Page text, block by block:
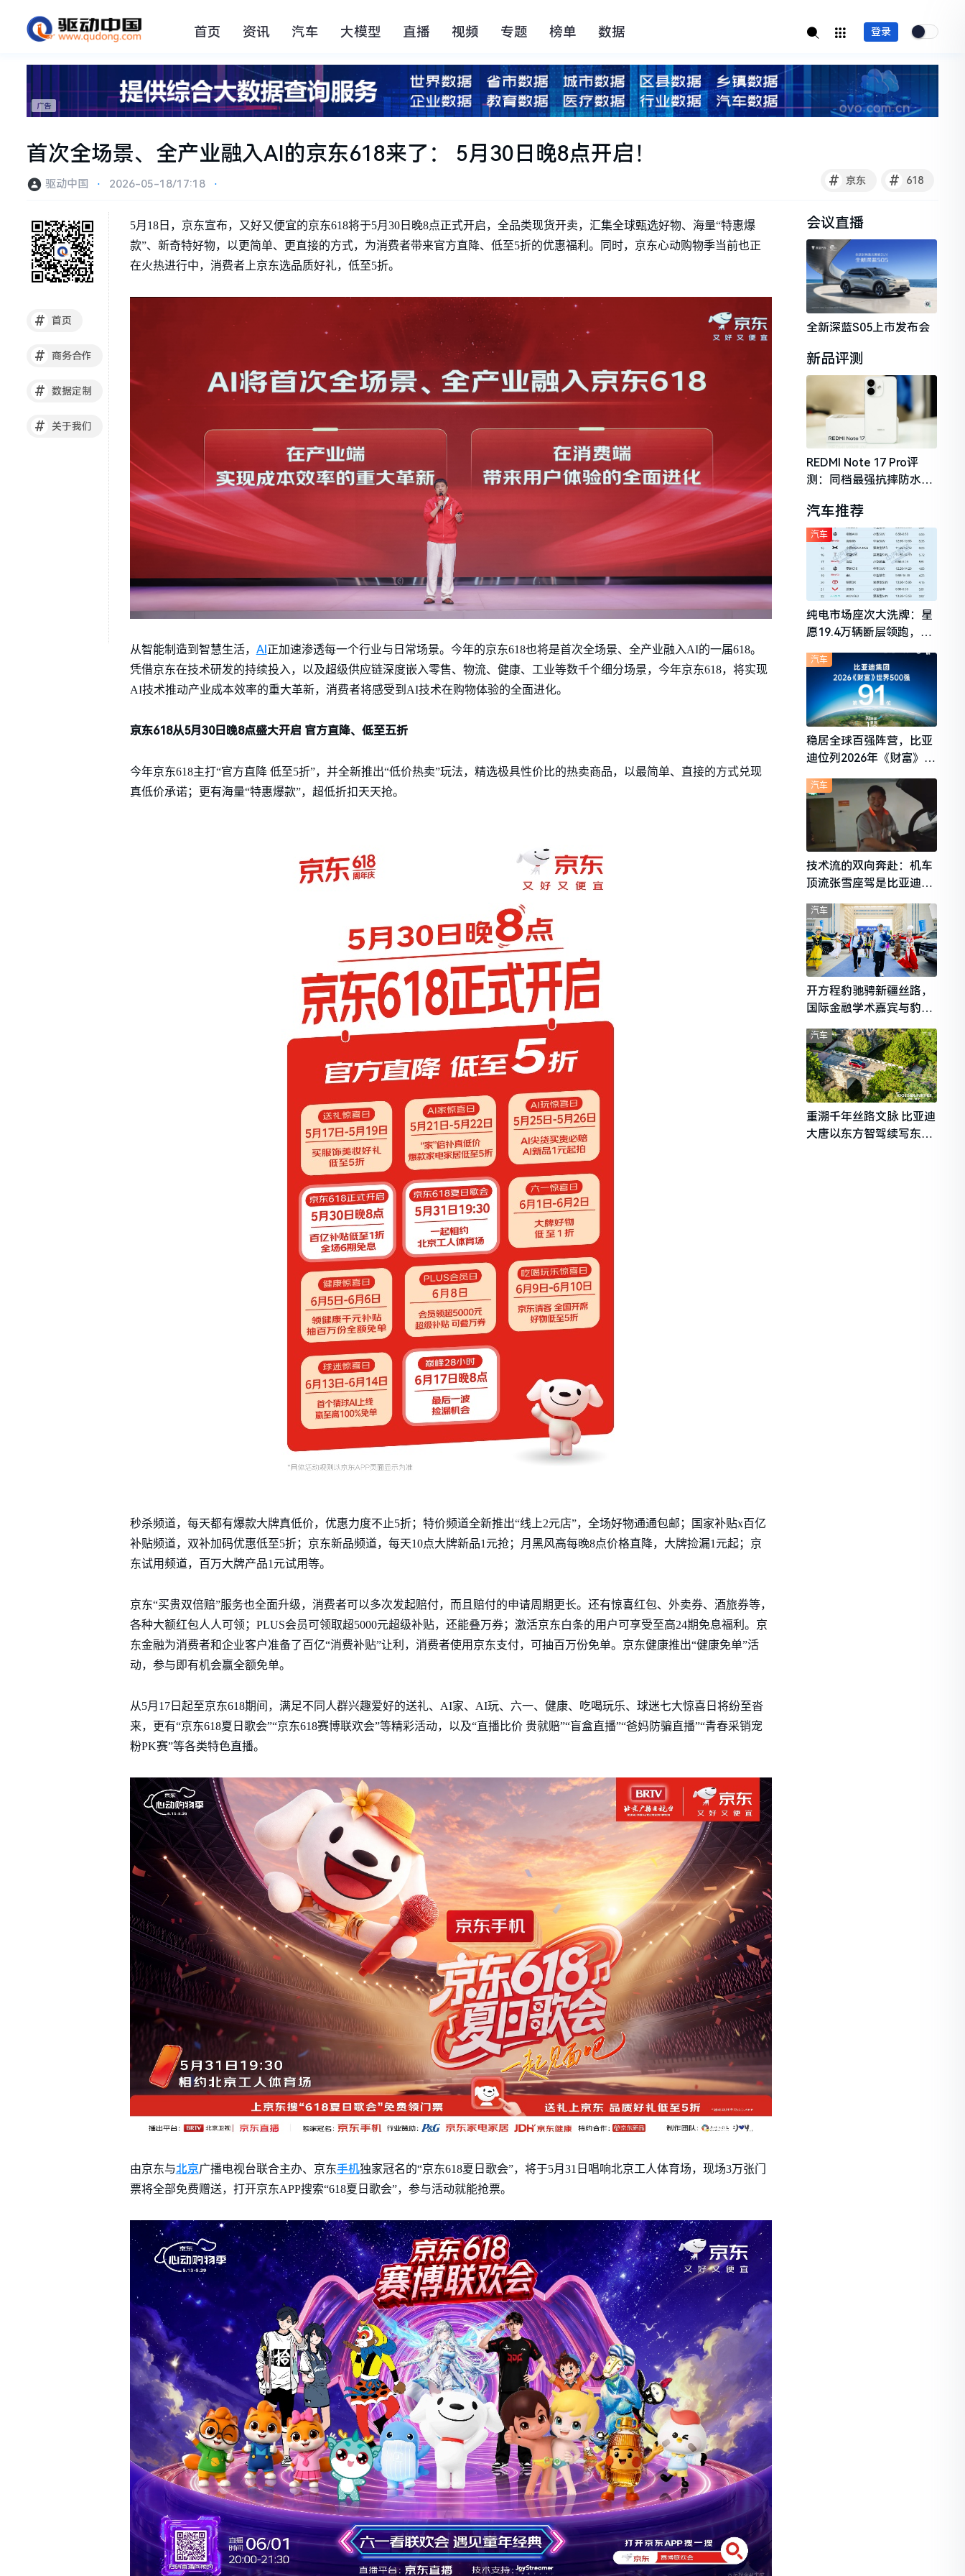
首页 资讯 汽车 大模型 直播 视频 专题 榜单 数据 登录
首次全场景、全产业融入AI的京东618来了： 5月30日晚8点开启！
# 京东 # 618
驱动中国 ⋅ 2026-05-18/17:18 ⋅
# 首页
# 商务合作
# 数据定制
# 关于我们
5月18日，京东宣布，又好又便宜的京东618将于5月30日晚8点正式开启，全品类现货开卖，汇集全球甄选好物、海量“特惠爆
款”、新奇特好物，以更简单、更直接的方式，为消费者带来官方直降、低至5折的优惠福利。同时，京东心动购物季当前也正
在火热进行中，消费者上京东选品质好礼，低至5折。
从智能制造到智慧生活， AI正加速渗透每一个行业与日常场景。今年的京东618也将是首次全场景、全产业融入AI的一届618。
凭借京东在技术研发的持续投入，以及超级供应链深度嵌入零售、物流、健康、工业等数千个细分场景，今年京东618，将实现
AI技术推动产业成本效率的重大革新，消费者将感受到AI技术在购物体验的全面进化。
京东618从5月30日晚8点盛大开启 官方直降、低至五折
今年京东618主打“官方直降 低至5折”，并全新推出“低价热卖”玩法，精选极具性价比的热卖商品，以最简单、直接的方式兑现
真低价承诺；更有海量“特惠爆款”，超低折扣天天抢。
秒杀频道，每天都有爆款大牌真低价，优惠力度不止5折；特价频道全新推出“线上2元店”，全场好物通通包邮；国家补贴x百亿
补贴频道，双补加码优惠低至5折；京东新品频道，每天10点大牌新品1元抢；月黑风高每晚8点价格直降，大牌捡漏1元起；京
东试用频道，百万大牌产品1元试用等。
京东“买贵双倍赔”服务也全面升级，消费者可以多次发起赔付，而且赔付的申请周期更长。还有惊喜红包、外卖券、酒旅券等，
各种大额红包人人可领；PLUS会员可领取超5000元超级补贴，还能叠万券；激活京东白条的用户可享受至高24期免息福利。京
东金融为消费者和企业客户准备了百亿“消费补贴”让利，消费者使用京东支付，可抽百万份免单。京东健康推出“健康免单”活
动，参与即有机会赢全额免单。
从5月17日起至京东618期间，满足不同人群兴趣爱好的送礼、AI家、AI玩、六一、健康、吃喝玩乐、球迷七大惊喜日将纷至沓
来，更有“京东618夏日歌会”“京东618赛博联欢会”等精彩活动，以及“直播比价 贵就赔”“盲盒直播”“爸妈防骗直播”“青春采销宠
粉PK赛”等各类特色直播。
由京东与北京广播电视台联合主办、京东手机独家冠名的“京东618夏日歌会”，将于5月31日唱响北京工人体育场，现场3万张门
票将全部免费赠送，打开京东APP搜索“618夏日歌会”，参与活动就能抢票。
会议直播
全新深蓝S05上市发布会
新品评测
REDMI Note 17 Pro评
测：同档最强抗摔防水，
守门员
汽车推荐
纯电市场座次大洗牌：星
愿19.4万辆断层领跑，理
想i6成最强黑马
汽车
稳居全球百强阵营，比亚
迪位列2026年《财富》世
汽车
技术流的双向奔赴：机车
顶流张雪座驾是比亚迪秦
L
汽车
开方程豹驰骋新疆丝路，
国际金融学术嘉宾与豹友
共赴山海热爱
汽车
重溯千年丝路文脉 比亚迪
大唐以东方智驾续写东西
汽车